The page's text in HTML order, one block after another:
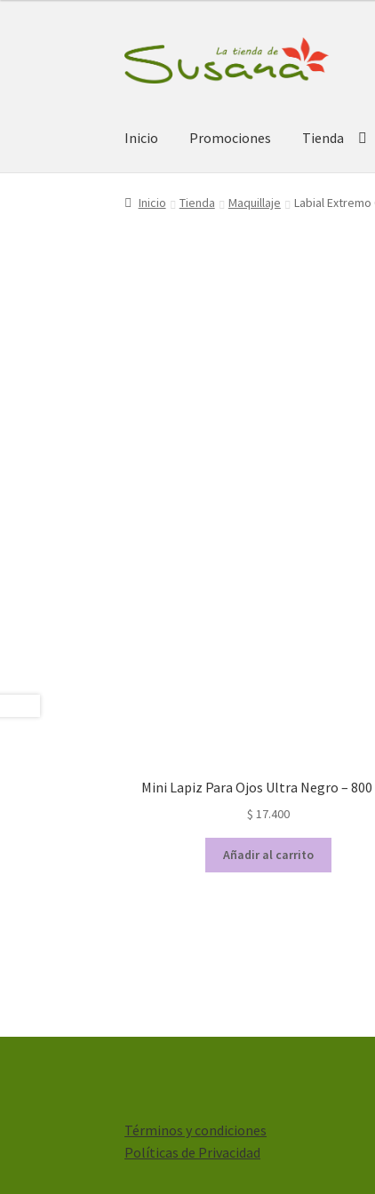
Ir
a
Ir
al
Inicio Promociones Tienda
Inicio Tienda Maquillaje Labial
Mini Lapiz Para Ojos Ultra Negro –
$ 17.400
Añadir al carrito
Términos y condiciones
Políticas de Privacidad